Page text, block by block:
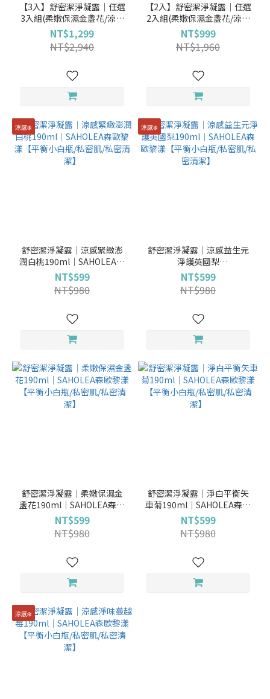
【3入】舒密潔淨凝露│任選
3入組(柔嫩保濕金盞花/涼感
淨味蔓越莓/淨白平衡矢車菊
190ml) │SAHOLEA森歐黎
漾【平衡小白瓶/私密肌/私密
NT$1,299
NT$2,940
【2入】舒密潔淨凝露│任選
2入組(柔嫩保濕金盞花/涼感
淨味蔓越莓/淨白平衡矢車菊
190ml) │SAHOLEA森歐黎
漾【平衡小白瓶/私密肌/私密
NT$999
NT$1,960
涼感❄️
舒密潔淨凝露│涼感緊緻澎
潤白桃190ml│SAHOLEA森
歐黎漾【平衡小白瓶/私密肌/
私密清潔】
NT$599
NT$980
涼感❄️
舒密潔淨凝露│涼感益生元
淨護英國梨
190ml│SAHOLEA森歐黎漾
【平衡小白瓶/私密肌/私密清
潔】
NT$599
NT$980
舒密潔淨凝露│柔嫩保濕金
盞花190ml│SAHOLEA森歐
黎漾【平衡小白瓶/私密肌/私
密清潔】
NT$599
NT$980
舒密潔淨凝露│淨白平衡矢
車菊190ml│SAHOLEA森歐
黎漾【平衡小白瓶/私密肌/私
密清潔】
NT$599
NT$980
涼感❄️